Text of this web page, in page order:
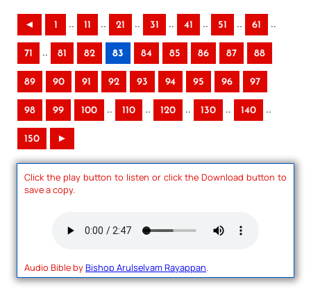
◄ 1 .. 11 .. 21 .. 31 .. 41 .. 51 .. 61 ..
71 .. 81 82 83 84 85 86 87 88
89 90 91 92 93 94 95 96 97
98 99 100 .. 110 .. 120 .. 130 .. 140 ..
150 ►
Click the play button to listen or click the Download button to
save a copy.
Audio Bible byBishop Arulselvam Rayappan.